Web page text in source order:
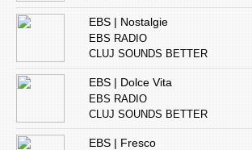
EBS | Nostalgie
EBS RADIO
CLUJ SOUNDS BETTER
EBS | Dolce Vita
EBS RADIO
CLUJ SOUNDS BETTER
EBS | Fresco